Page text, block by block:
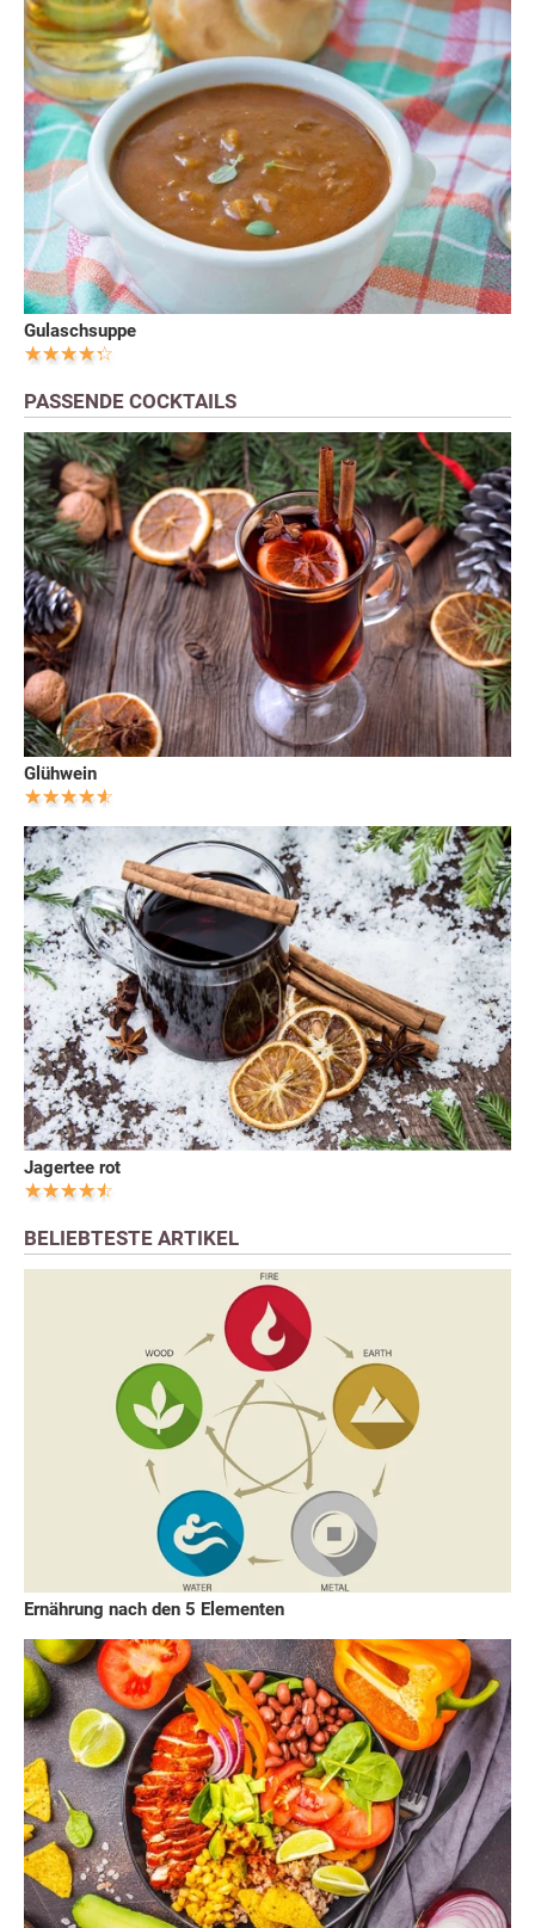
Gulaschsuppe
PASSENDE COCKTAILS
Glühwein
Jagertee rot
BELIEBTESTE ARTIKEL
Ernährung nach den 5 Elementen